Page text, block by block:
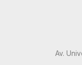
Av.